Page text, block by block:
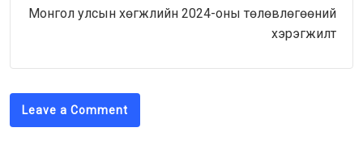
Монгол улсын хөгжлийн 2024-оны төлөвлөгөөний
хэрэгжилт
Leave a Comment